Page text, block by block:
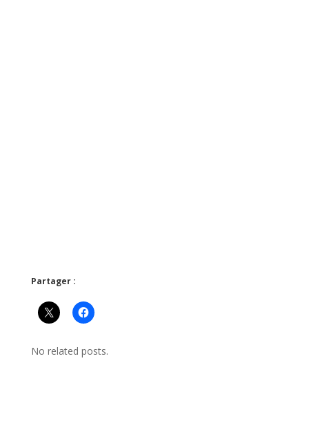
Partager :
No related posts.